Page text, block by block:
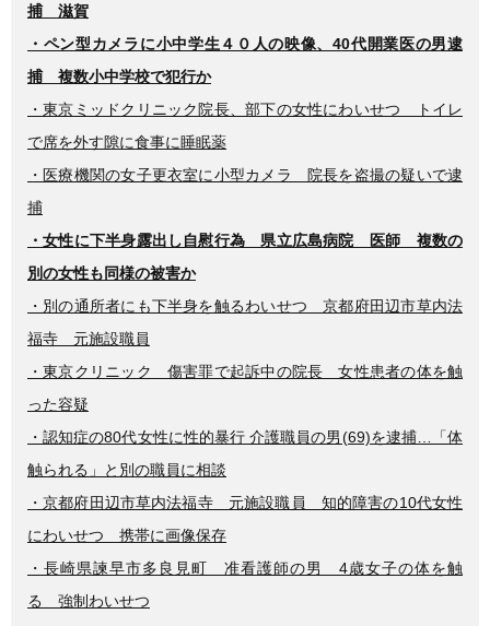
捕 滋賀
・ペン型カメラに小中学生４０人の映像、40代開業医の男逮
捕 複数小中学校で犯行か
・東京ミッドクリニック院長、部下の女性にわいせつ トイレ
で席を外す隙に食事に睡眠薬
・医療機関の女子更衣室に小型カメラ 院長を盗撮の疑いで逮
捕
・女性に下半身露出し自慰行為 県立広島病院 医師 複数の
別の女性も同様の被害か
・別の通所者にも下半身を触るわいせつ 京都府田辺市草内法
福寺 元施設職員
・東京クリニック 傷害罪で起訴中の院長 女性患者の体を触
った容疑
・認知症の80代女性に性的暴行 介護職員の男(69)を逮捕…「体
触られる」と別の職員に相談
・京都府田辺市草内法福寺 元施設職員 知的障害の10代女性
にわいせつ 携帯に画像保存
・長崎県諫早市多良見町 准看護師の男 4歳女子の体を触
る 強制わいせつ